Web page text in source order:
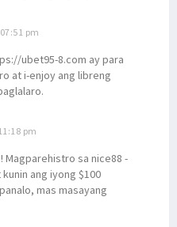
pm
ubet95-8.com ay para
at i-enjoy ang libreng
pm
sa nice88 -
ang iyong $100
mas masayang